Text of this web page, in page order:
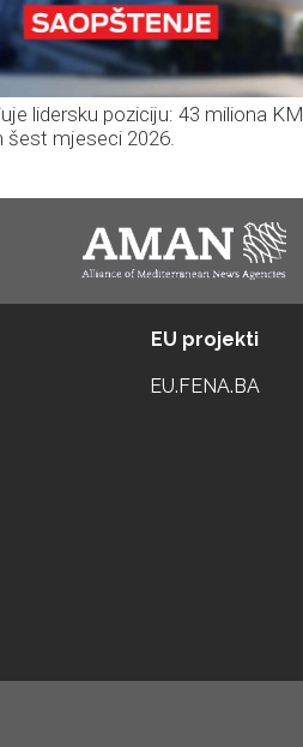
lidersku poziciju: 43 miliona KM
šest mjeseci 2026.
EU projekti
EU.FENA.BA